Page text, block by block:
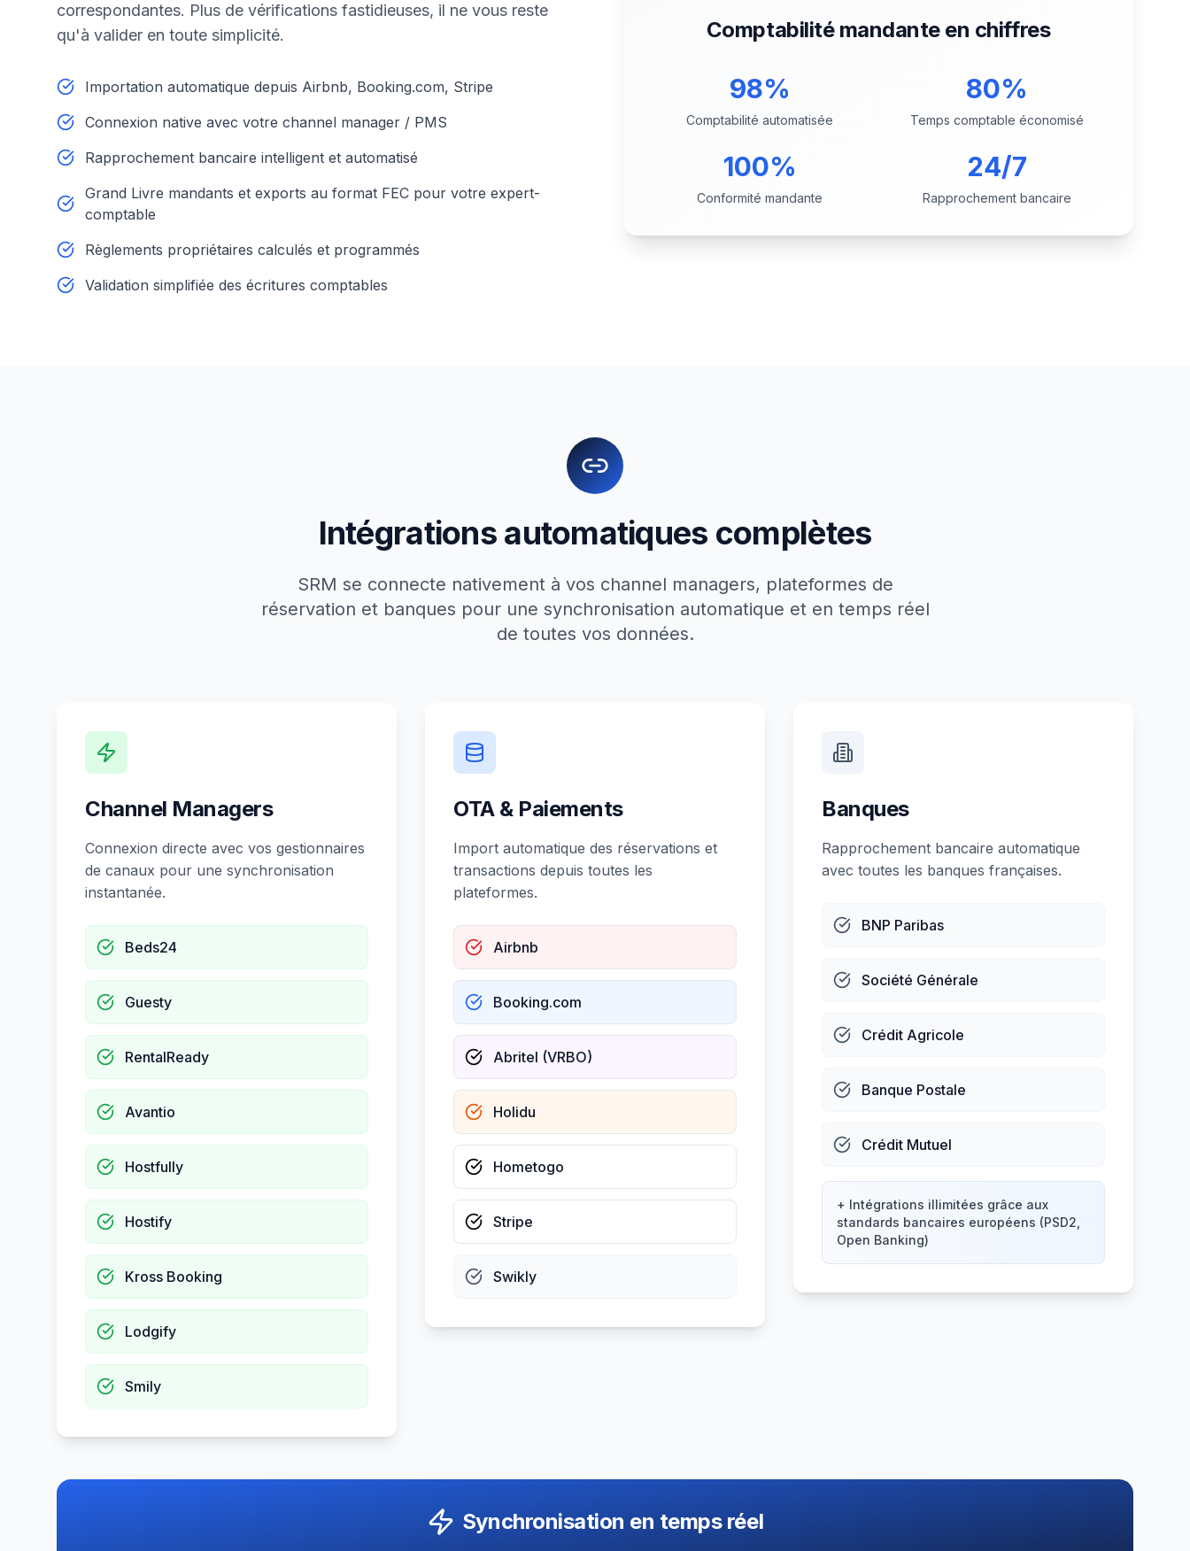
correspondantes. Plus de vérifications fastidieuses, il ne vous reste
qu'à valider en toute simplicité.
Importation automatique depuis Airbnb, Booking.com, Stripe
Connexion native avec votre channel manager / PMS
Rapprochement bancaire intelligent et automatisé
Grand Livre mandants et exports au format FEC pour votre expert-
comptable
Règlements propriétaires calculés et programmés
Validation simplifiée des écritures comptables
Comptabilité mandante en chiffres
98%
Comptabilité automatisée
80%
Temps comptable économisé
100%
Conformité mandante
24/7
Rapprochement bancaire
Intégrations automatiques complètes
SRM se connecte nativement à vos channel managers, plateformes de
réservation et banques pour une synchronisation automatique et en temps réel
de toutes vos données.
Channel Managers
Connexion directe avec vos gestionnaires
de canaux pour une synchronisation
instantanée.
Beds24
Guesty
RentalReady
Avantio
Hostfully
Hostify
Kross Booking
Lodgify
Smily
OTA & Paiements
Import automatique des réservations et
transactions depuis toutes les
plateformes.
Airbnb
Booking.com
Abritel (VRBO)
Holidu
Hometogo
Stripe
Swikly
Banques
Rapprochement bancaire automatique
avec toutes les banques françaises.
BNP Paribas
Société Générale
Crédit Agricole
Banque Postale
Crédit Mutuel
+ Intégrations illimitées grâce aux
standards bancaires européens (PSD2,
Open Banking)
Synchronisation en temps réel